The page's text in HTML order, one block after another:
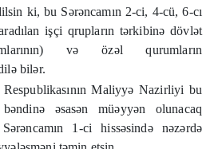
ki, bu Sərəncamın 2-ci, 4-cü, 6-cı
işçi qrupların tərkibinə dövlət
və özəl qurumların
bilər.
Maliyyə Nazirliyi bu
əsasən müəyyən olunacaq
1-ci hissəsində nəzərdə